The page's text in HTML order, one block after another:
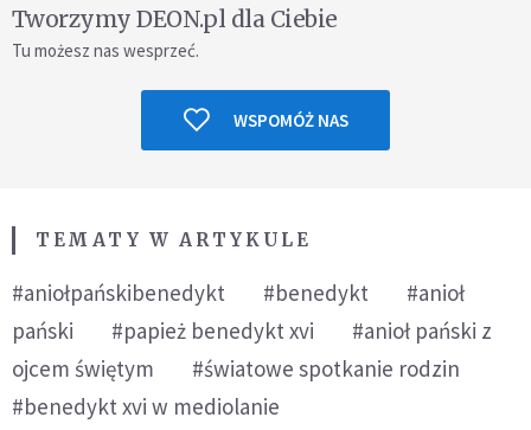
Tworzymy DEON.pl dla Ciebie
Tu możesz nas wesprzeć.
WSPOMÓŻ NAS
TEMATY W ARTYKULE
#aniołpańskibenedykt #benedykt
#anioł
pański
#papież benedykt xvi
#anioł pański z
ojcem świętym
#światowe spotkanie rodzin
#benedykt xvi w mediolanie